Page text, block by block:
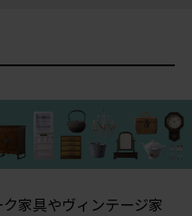
家具やヴィンテージ家